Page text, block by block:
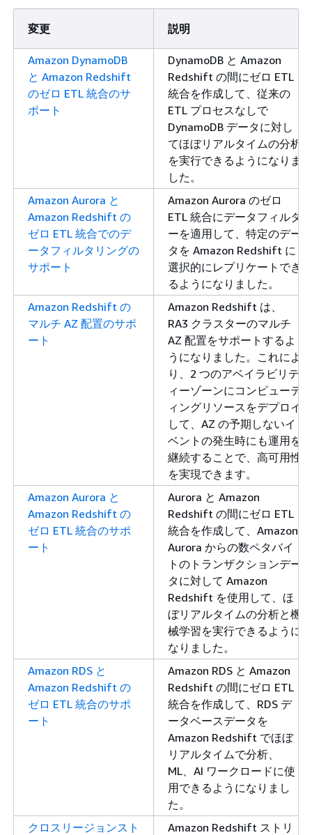
変更 説明
Amazon DynamoDB
と Amazon Redshift
のゼロ ETL 統合のサ
ポート
DynamoDB と Amazon
Redshift の間にゼロ ETL
統合を作成して、従来の
ETL プロセスなしで
DynamoDB データに対し
てほぼリアルタイムの分析
を実行できるようになりま
した。
Amazon Aurora と
Amazon Redshift の
ゼロ ETL 統合でのデ
ータフィルタリングの
サポート
Amazon Aurora のゼロ
ETL 統合にデータフィルタ
ーを適用して、特定のデー
タを Amazon Redshift に
選択的にレプリケートでき
るようになりました。
Amazon Redshift の
マルチ AZ 配置のサポ
ート
Amazon Redshift は、
RA3 クラスターのマルチ
AZ 配置をサポートするよ
うになりました。これによ
り、2 つのアベイラビリテ
ィーゾーンにコンピューテ
ィングリソースをデプロイ
して、AZ の予期しないイ
ベントの発生時にも運用を
継続することで、高可用性
を実現できます。
Amazon Aurora と
Amazon Redshift の
ゼロ ETL 統合のサポ
ート
Aurora と Amazon
Redshift の間にゼロ ETL
統合を作成して、Amazon
Aurora からの数ペタバイ
トのトランザクションデー
タに対して Amazon
Redshift を使用して、ほ
ぼリアルタイムの分析と機
械学習を実行できるように
なりました。
Amazon RDS と
Amazon Redshift の
ゼロ ETL 統合のサポ
ート
Amazon RDS と Amazon
Redshift の間にゼロ ETL
統合を作成して、RDS デ
ータベースデータを
Amazon Redshift でほぼ
リアルタイムで分析、
ML、AI ワークロードに使
用できるようになりまし
た。
クロスリージョンスト
Amazon Redshift ストリ